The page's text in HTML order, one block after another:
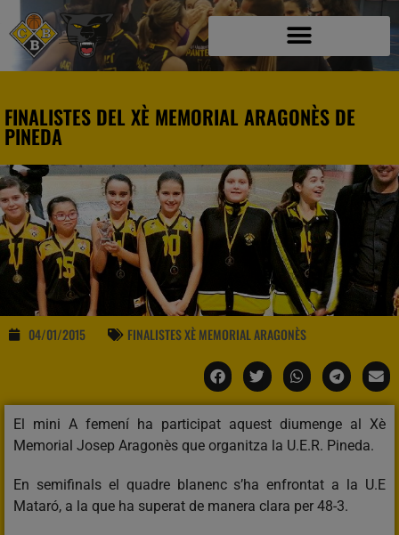
FINALISTES DEL XÈ MEMORIAL ARAGONÈS DE
PINEDA
04/01/2015 FINALISTES XÈ MEMORIAL ARAGONÈS
El mini A femení ha participat aquest diumenge al Xè
Memorial Josep Aragonès que organitza la U.E.R. Pineda.
En semifinals el quadre blanenc s’ha enfrontat a la U.E
Mataró, a la que ha superat de manera clara per 48-3.